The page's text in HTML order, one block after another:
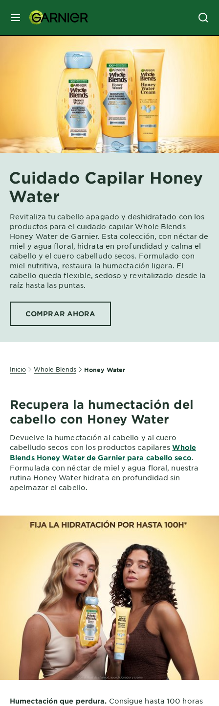
MENÚ
HAIR
COLOR
SERVICES
&
EXPLORE
About
Garnier
Key
Ingredients
Greener
Beauty
Garnier
Cruelty
Cuidado Capilar Honey
Water
Revitaliza tu cabello apagado y deshidratado con los
productos para el cuidado capilar Whole Blends
Honey Water de Garnier. Esta colección, con néctar de
miel y agua floral, hidrata en profundidad y calma el
cabello y el cuero cabelludo secos. Formulado con
miel nutritiva, restaura la humectación ligera. El
cabello queda flexible, sedoso y revitalizado desde la
raíz hasta las puntas.
COMPRAR AHORA
Inicio Whole Blends Honey Water
Recupera la humectación del
cabello con Honey Water
Devuelve la humectación al cabello y al cuero
cabelludo secos con los productos capilaresWhole
Blends Honey Water de Garnier para cabello seco.
Formulada con néctar de miel y agua floral, nuestra
rutina Honey Water hidrata en profundidad sin
apelmazar el cabello.
Humectación que perdura. Consigue hasta 100 horas